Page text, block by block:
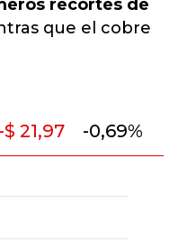
recortes de
que el cobre